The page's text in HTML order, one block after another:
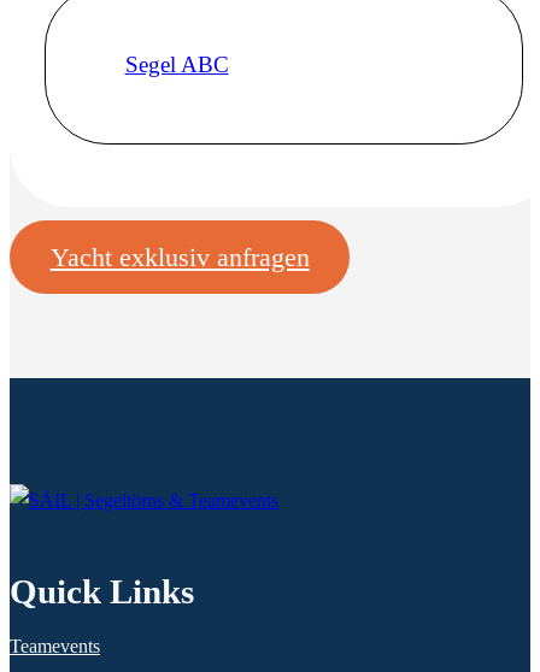
Segel ABC
Yacht exklusiv anfragen
Quick Links
Teamevents